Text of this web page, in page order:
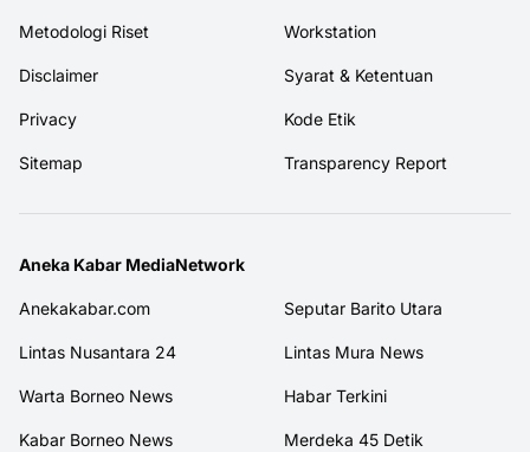
Metodologi Riset Workstation
Disclaimer Syarat & Ketentuan
Privacy Kode Etik
Sitemap Transparency Report
Aneka Kabar MediaNetwork
Anekakabar.com Seputar Barito Utara
Lintas Nusantara 24 Lintas Mura News
Warta Borneo News Habar Terkini
Kabar Borneo News Merdeka 45 Detik